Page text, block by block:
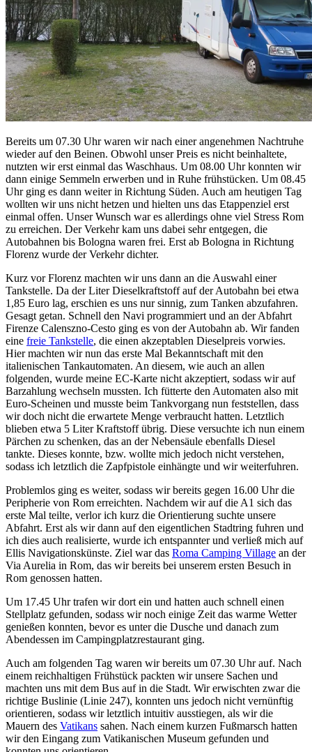
Bereits um 07.30 Uhr waren wir nach einer angenehmen Nachtruhe
wieder auf den Beinen. Obwohl unser Preis es nicht beinhaltete,
nutzten wir erst einmal das Waschhaus. Um 08.00 Uhr konnten wir
dann einige Semmeln erwerben und in Ruhe frühstücken. Um 08.45
Uhr ging es dann weiter in Richtung Süden. Auch am heutigen Tag
wollten wir uns nicht hetzen und hielten uns das Etappenziel erst
einmal offen. Unser Wunsch war es allerdings ohne viel Stress Rom
zu erreichen. Der Verkehr kam uns dabei sehr entgegen, die
Autobahnen bis Bologna waren frei. Erst ab Bologna in Richtung
Florenz wurde der Verkehr dichter.
Kurz vor Florenz machten wir uns dann an die Auswahl einer
Tankstelle. Da der Liter Dieselkraftstoff auf der Autobahn bei etwa
1,85 Euro lag, erschien es uns nur sinnig, zum Tanken abzufahren.
Gesagt getan. Schnell den Navi programmiert und an der Abfahrt
Firenze Calenszno-Cesto ging es von der Autobahn ab. Wir fanden
eine freie Tankstelle, die einen akzeptablen Dieselpreis vorwies.
Hier machten wir nun das erste Mal Bekanntschaft mit den
italienischen Tankautomaten. An diesem, wie auch an allen
folgenden, wurde meine EC-Karte nicht akzeptiert, sodass wir auf
Barzahlung wechseln mussten. Ich fütterte den Automaten also mit
Euro-Scheinen und musste beim Tankvorgang nun feststellen, dass
wir doch nicht die erwartete Menge verbraucht hatten. Letztlich
blieben etwa 5 Liter Kraftstoff übrig. Diese versuchte ich nun einem
Pärchen zu schenken, das an der Nebensäule ebenfalls Diesel
tankte. Dieses konnte, bzw. wollte mich jedoch nicht verstehen,
sodass ich letztlich die Zapfpistole einhängte und wir weiterfuhren.
Problemlos ging es weiter, sodass wir bereits gegen 16.00 Uhr die
Peripherie von Rom erreichten. Nachdem wir auf die A1 sich das
erste Mal teilte, verlor ich kurz die Orientierung suchte unsere
Abfahrt. Erst als wir dann auf den eigentlichen Stadtring fuhren und
ich dies auch realisierte, wurde ich entspannter und verließ mich auf
Ellis Navigationskünste. Ziel war das Roma Camping Village an der
Via Aurelia in Rom, das wir bereits bei unserem ersten Besuch in
Rom genossen hatten.
Um 17.45 Uhr trafen wir dort ein und hatten auch schnell einen
Stellplatz gefunden, sodass wir noch einige Zeit das warme Wetter
genießen konnten, bevor es unter die Dusche und danach zum
Abendessen im Campingplatzrestaurant ging.
Auch am folgenden Tag waren wir bereits um 07.30 Uhr auf. Nach
einem reichhaltigen Frühstück packten wir unsere Sachen und
machten uns mit dem Bus auf in die Stadt. Wir erwischten zwar die
richtige Buslinie (Linie 247), konnten uns jedoch nicht vernünftig
orientieren, sodass wir letztlich intuitiv ausstiegen, als wir die
Mauern des Vatikans sahen. Nach einem kurzen Fußmarsch hatten
wir den Eingang zum Vatikanischen Museum gefunden und